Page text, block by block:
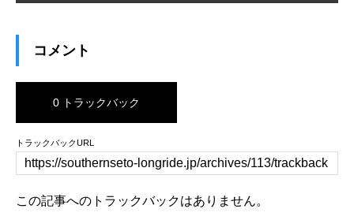
コメント
0 トラックバック
トラックバックURL
この記事へのトラックバックはありません。